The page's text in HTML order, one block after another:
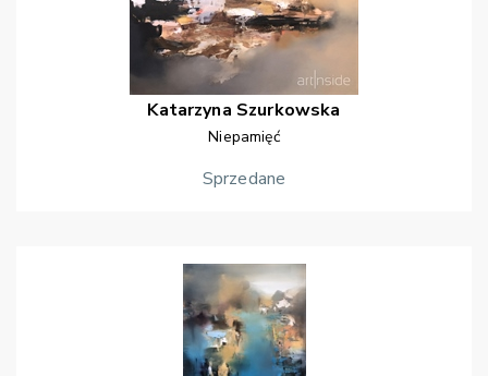
Katarzyna Szurkowska
Niepamięć
Sprzedane